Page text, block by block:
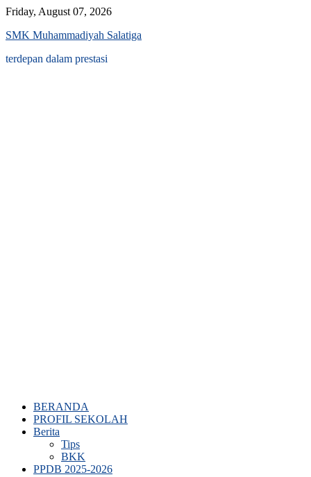
Skip
content
Friday, August 07, 2026
SMK Muhammadiyah Salatiga
terdepan dalam prestasi
BERANDA
PROFIL SEKOLAH
Berita
Tips
BKK
PPDB 2025-2026